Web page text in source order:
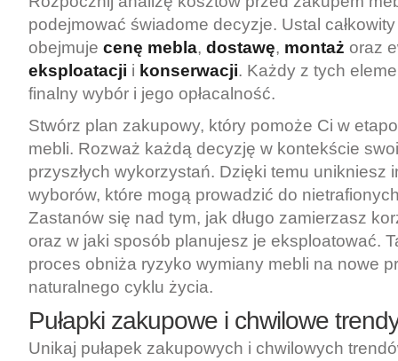
podejmować świadome decyzje. Ustal
obejmuje cenę mebla, dostawę, montaż oraz
eksploatacji i konserwacji. Każdy z tych
finalny wybór i jego opłacalność.
Stwórz plan zakupowy, który pomoże Ci w
mebli. Rozważ każdą decyzję w kontekście
przyszłych wykorzystań. Dzięki temu unikniesz
wyborów, które mogą prowadzić do
Zastanów się nad tym, jak długo zamierzasz
oraz w jaki sposób planujesz je eksploatować.
proces obniża ryzyko wymiany mebli na nowe
naturalnego cyklu życia.
Pułapki zakupowe i chwilowe
Unikaj pułapek zakupowych i chwilowych